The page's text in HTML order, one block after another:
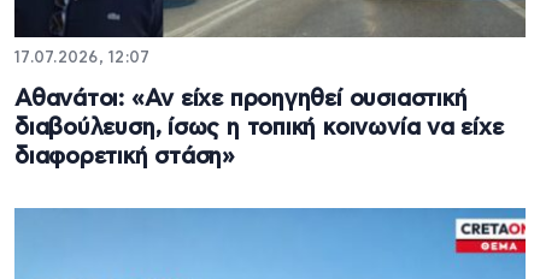
17.07.2026, 12:07
Αθανάτοι: «Αν είχε προηγηθεί ουσιαστική
διαβούλευση, ίσως η τοπική κοινωνία να είχε
διαφορετική στάση»